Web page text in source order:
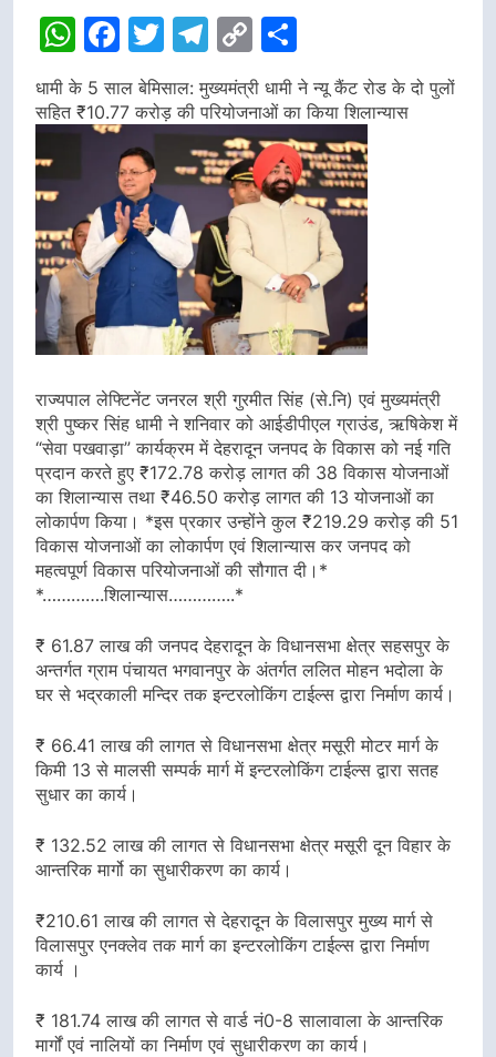
WhatsApp
Facebook
Twitter
Telegram
Copy
Link
धामी के 5 साल बेमिसाल: मुख्यमंत्री धामी ने न्यू कैंट रोड के दो पुलों
सहित ₹10.77 करोड़ की परियोजनाओं का किया शिलान्यास
राज्यपाल लेफ्टिनेंट जनरल श्री गुरमीत सिंह (से.नि) एवं मुख्यमंत्री
श्री पुष्कर सिंह धामी ने शनिवार को आईडीपीएल ग्राउंड, ऋषिकेश में
“सेवा पखवाड़ा” कार्यक्रम में देहरादून जनपद के विकास को नई गति
प्रदान करते हुए ₹172.78 करोड़ लागत की 38 विकास योजनाओं
का शिलान्यास तथा ₹46.50 करोड़ लागत की 13 योजनाओं का
लोकार्पण किया। *इस प्रकार उन्होंने कुल ₹219.29 करोड़ की 51
विकास योजनाओं का लोकार्पण एवं शिलान्यास कर जनपद को
महत्वपूर्ण विकास परियोजनाओं की सौगात दी।*
*………….शिलान्यास…………..*
₹ 61.87 लाख की जनपद देहरादून के विधानसभा क्षेत्र सहसपुर के
अन्तर्गत ग्राम पंचायत भगवानपुर के अंतर्गत ललित मोहन भदोला के
घर से भद्रकाली मन्दिर तक इन्टरलोकिंग टाईल्स द्वारा निर्माण कार्य।
₹ 66.41 लाख की लागत से विधानसभा क्षेत्र मसूरी मोटर मार्ग के
किमी 13 से मालसी सम्पर्क मार्ग में इन्टरलोकिंग टाईल्स द्वारा सतह
सुधार का कार्य।
₹ 132.52 लाख की लागत से विधानसभा क्षेत्र मसूरी दून विहार के
आन्तरिक मार्गो का सुधारीकरण का कार्य।
₹210.61 लाख की लागत से देहरादून के विलासपुर मुख्य मार्ग से
विलासपुर एनक्लेव तक मार्ग का इन्टरलोकिंग टाईल्स द्वारा निर्माण
कार्य ।
₹ 181.74 लाख की लागत से वार्ड नं0-8 सालावाला के आन्तरिक
मार्गों एवं नालियों का निर्माण एवं सुधारीकरण का कार्य।